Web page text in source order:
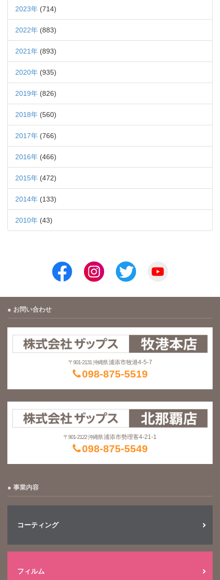
2023年 (714)
2022年 (883)
2021年 (893)
2020年 (935)
2019年 (826)
2018年 (560)
2017年 (766)
2016年 (466)
2015年 (472)
2014年 (133)
2010年 (43)
お問い合わせ
〒901-2131 沖縄県 浦添市牧港4-5-7
098-875-5519
〒901-2122 沖縄県浦添市勢理客4-21-1
098-875-5549
事業内容
コーティング
フィルム